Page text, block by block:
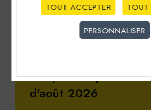
comptables pour le
d'août 2026
TOUT ACCEPTER TOUT
PERSONNALISER
Ces cookies sont nécéssaires au bon
site internet et ne peuvent être
ne récoltent et ne transmettent aucunes